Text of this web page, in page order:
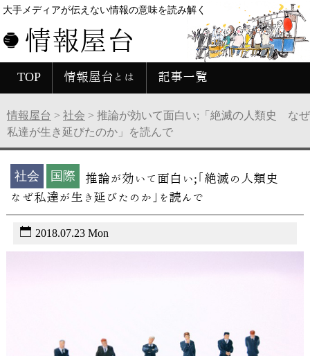
大手メディアが伝えない情報の意味を読み解く
情報屋台
TOP 情報屋台とは 記事一覧
情報屋台 > 社会 > 推論が効いて面白い;「絶滅の人類史 なぜ
私達が生き延びたのか」を読んで
社会 国際
推論が効いて面白い;「絶滅の人類史
なぜ私達が生き延びたのか」を読んで
2018.07.23 Mon